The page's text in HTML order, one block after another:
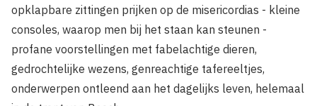
opklapbare zittingen prijken op de misericordias - kleine
consoles, waarop men bij het staan kan steunen -
profane voorstellingen met fabelachtige dieren,
gedrochtelijke wezens, genreachtige tafereeltjes,
onderwerpen ontleend aan het dagelijks leven, helemaal